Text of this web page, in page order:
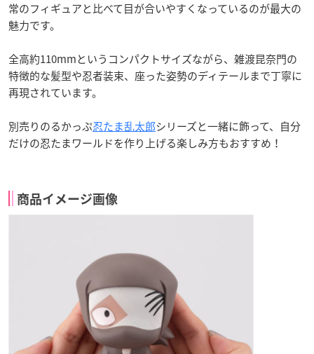
常のフィギュアと比べて目が合いやすくなっているのが最大の
魅力です。
全高約110mmというコンパクトサイズながら、雑渡昆奈門の
特徴的な髪型や忍者装束、座った姿勢のディテールまで丁寧に
再現されています。
別売りのるかっぷ忍たま乱太郎シリーズと一緒に飾って、自分
だけの忍たまワールドを作り上げる楽しみ方もおすすめ！
商品イメージ画像